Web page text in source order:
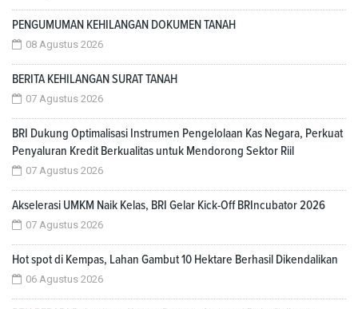
PENGUMUMAN KEHILANGAN DOKUMEN TANAH
08 Agustus 2026
BERITA KEHILANGAN SURAT TANAH
07 Agustus 2026
BRI Dukung Optimalisasi Instrumen Pengelolaan Kas Negara, Perkuat
Penyaluran Kredit Berkualitas untuk Mendorong Sektor Riil
07 Agustus 2026
Akselerasi UMKM Naik Kelas, BRI Gelar Kick-Off BRIncubator 2026
07 Agustus 2026
Hot spot di Kempas, Lahan Gambut 10 Hektare Berhasil Dikendalikan
06 Agustus 2026